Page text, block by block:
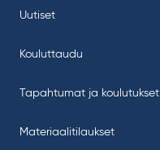
Uutiset
Kouluttaudu
Tapahtumat ja koulutukset
Materiaalitilaukset